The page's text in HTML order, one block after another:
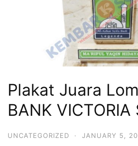
Plakat Juara
BANK VICTORIA
UNCATEGORIZED · JANUARY 5,